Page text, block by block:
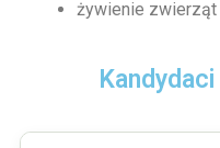
żywienie